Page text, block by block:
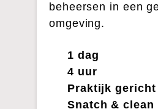
beheersen in een
omgeving.
1 dag
4 uur
Praktijk gericht
Snatch & clean